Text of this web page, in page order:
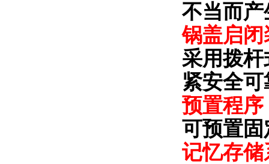
不当而
锅盖启闭
采用拨杆
紧安全可
预置程序
可预置固
记忆存储